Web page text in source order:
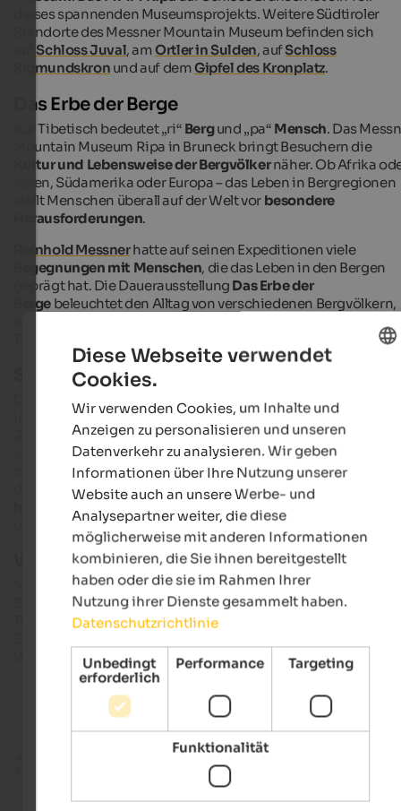
dieses spannenden Museumsprojekts. Weitere Südtiroler
Standorte des Messner Mountain Museum befinden sich
aufSchloss Juval, amOrtler in Sulden, aufSchloss
Sigmundskron und auf demGipfel des Kronplatz.
Das Erbe der Berge
Auf Tibetisch bedeutet „ri“ Bergund „pa“ Mensch. Das
Mountain Museum Ripa in Bruneck bringt Besuchern die
Kultur und Lebensweise der Bergvölkernäher. Ob Afrika
Asien, Südamerika oder Europa – das Leben in Bergregionen
stellt Menschen überall auf der Welt vor besondere
Herausforderungen.
Reinhold Messnerhatte auf seinen Expeditionen viele
Begegnungen mit Menschen, die das Leben in den Bergen
geprägt hat. Die Dauerausstellung Das Erbe der
Berge beleuchtet den Alltag von verschiedenen Bergvölkern,
Schloss Bruneck
Das Schloss, das weithin sichtbar über Bruneck
thront,
13. Jahrhunderterrichtet und im Laufe der nächsten
Jahrhunderte immer wieder erweitert und erneuert. Die
Sommerresidenz der Fürstbischöfeliegt leicht
zugänglich etwasoberhalb der Stadt. Im Innenhof der Burg,
den man über einehölzerne Brückeerreicht, befindet sich
halber Rundturm
mit einer Treppe, die zu den
und weiteren Räumen führt.
Weitere Infos & Öffnungszeiten:
MMM Ripa – Schloss Bruneck
Schlossweg 2, I-39031 Bruneck
Tel. +39 0474 410 220
Web: messner-mountain-museum.it
GERMAN
Diese Webseite verwendet
Cookies.
Wir verwenden Cookies, um Inhalte und
Anzeigen zu personalisieren und unseren
Datenverkehr zu analysieren. Wir geben
Informationen über Ihre Nutzung unserer
Website auch an unsere Werbe- und
Analysepartner weiter, die diese
möglicherweise mit anderen Informationen
kombinieren, die Sie ihnen bereitgestellt
haben oder die sie im Rahmen Ihrer
Nutzung ihrer Dienste gesammelt haben.
Datenschutzrichtlinie
Unbedingt
erforderlich
Performance Targeting
Funktionalität